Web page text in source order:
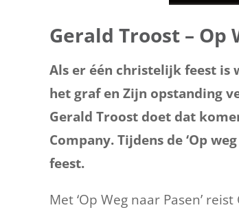
Gerald Troost – Op
Als er één christelijk feest is
het graf en Zijn opstanding
Gerald Troost doet dat
Company. Tijdens de ‘Op
feest.
Met ‘Op Weg naar Pasen’